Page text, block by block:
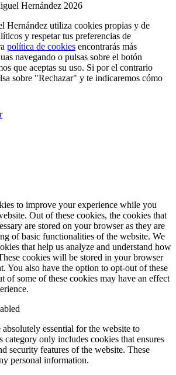
Hernández 2026
Hernández utiliza cookies propias y de
y respetar tus preferencias de
política de cookies encontrarás más
navegando o pulsas sobre el botón
que aceptas su uso. Si por el contrario
sobre "Rechazar" y te indicaremos cómo
to improve your experience while you
Out of these cookies, the cookies that
are stored on your browser as they are
of basic functionalities of the website. We
that help us analyze and understand how
cookies will be stored in your browser
You also have the option to opt-out of these
of some of these cookies may have an effect
absolutely essential for the website to
only includes cookies that ensures
security features of the website. These
personal information.